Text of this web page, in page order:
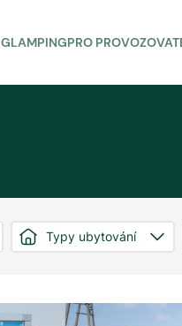
GLAMPINGPRO
Typy ubytování